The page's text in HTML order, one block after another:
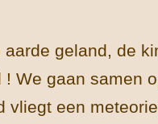
geland, de
We gaan samen
vliegt een